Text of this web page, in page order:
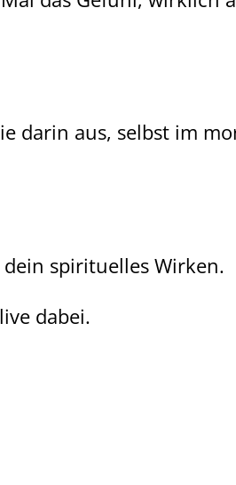
darin aus, selbst im
spirituelles Wirken.
dabei.